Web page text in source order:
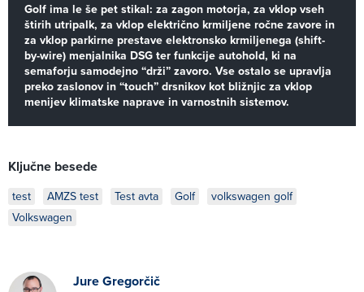
Golf ima le še pet stikal: za zagon motorja, za vklop vseh
štirih utripalk, za vklop električno krmiljene ročne zavore in
za vklop parkirne prestave elektronsko krmiljenega (shift-
by-wire) menjalnika DSG ter funkcije autohold, ki na
semaforju samodejno “drži” zavoro. Vse ostalo se upravlja
preko zaslonov in “touch” drsnikov kot bližnjic za vklop
menijev klimatske naprave in varnostnih sistemov.
Ključne besede
test AMZS test Test avta Golf
volkswagen golf
Volkswagen
Jure Gregorčič